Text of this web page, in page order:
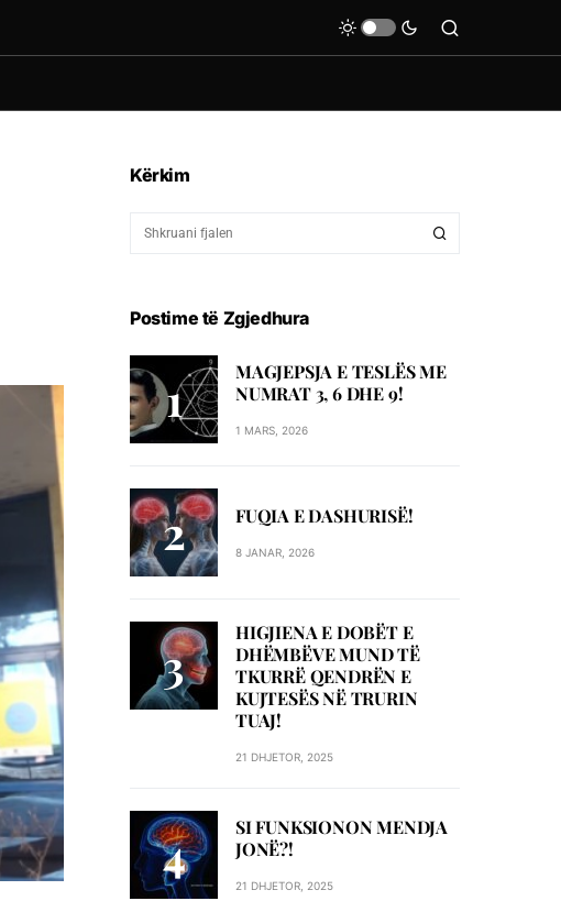
Kërkim
Postime të Zgjedhura
MAGJEPSJA E TESLËS ME
NUMRAT 3, 6 DHE 9!
1 MARS, 2026
FUQIA E DASHURISË!
8 JANAR, 2026
HIGJIENA E DOBËT E
DHËMBËVE MUND TË
TKURRË QENDRËN E
KUJTESËS NË TRURIN
TUAJ!
21 DHJETOR, 2025
SI FUNKSIONON MENDJA
JONË?!
21 DHJETOR, 2025